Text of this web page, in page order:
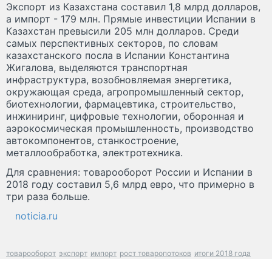
Экспорт из Казахстана составил 1,8 млрд долларов,
а импорт - 179 млн. Прямые инвестиции Испании в
Казахстан превысили 205 млн долларов. Среди
самых перспективных секторов, по словам
казахстанского посла в Испании Константина
Жигалова, выделяются транспортная
инфраструктура, возобновляемая энергетика,
окружающая среда, агропромышленный сектор,
биотехнологии, фармацевтика, строительство,
инжиниринг, цифровые технологии, оборонная и
аэрокосмическая промышленность, производство
автокомпонентов, станкостроение,
металлообработка, электротехника.
Для сравнения: товарооборот России и Испании в
2018 году составил 5,6 млрд евро, что примерно в
три раза больше.
noticia.ru
товарооборот экспорт импорт рост товаропотоков итоги 2018 года